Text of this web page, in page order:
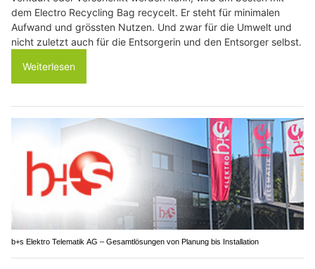
dem Electro Recycling Bag recycelt. Er steht für minimalen
Aufwand und grössten Nutzen. Und zwar für die Umwelt und
nicht zuletzt auch für die Entsorgerin und den Entsorger selbst.
Weiterlesen
b+s Elektro Telematik AG – Gesamtlösungen von Planung bis Installation